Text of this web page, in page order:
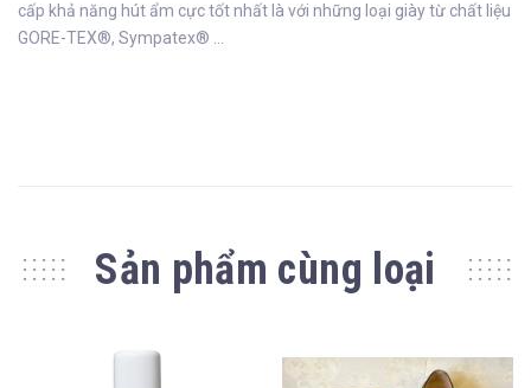
cấp khả năng hút ẩm cực tốt nhất là với những loại giày từ chất liệu
GORE-TEX®, Sympatex® ...
Sản phẩm cùng loại